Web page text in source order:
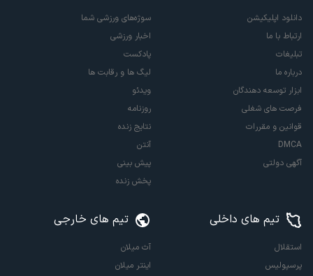
دانلود اپلیکیشن
ارتباط با ما
تبلیغات
درباره ما
ابزار توسعه دهندگان
فرصت های شغلی
قوانین و مقررات
DMCA
آگهی دولتی
سوژه‌های ورزشی شما
اخبار ورزشی
پادکست
لیگ ها و رقابت ها
ویدئو
روزنامه
نتایج زنده
آنتن
پیش بینی
پخش زنده
تیم های داخلی
استقلال
پرسپولیس
تیم های خارجی
آث میلان
اینتر میلان